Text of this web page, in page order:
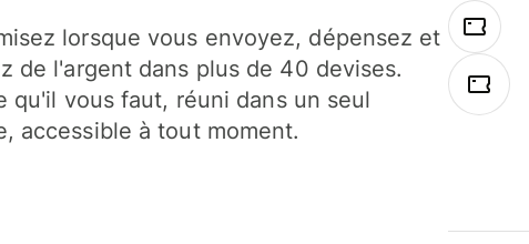
lorsque vous envoyez, dépensez et
de l'argent dans plus de 40 devises.
qu'il vous faut, réuni dans un seul
accessible à tout moment.